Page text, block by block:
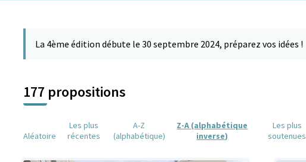
La 4ème édition débute le 30 septembre 2024, préparez vos idées !
177 propositions
Aléatoire
Les plus
récentes
A-Z
(alphabétique)
Z-A (alphabétique
inverse)
Les plus
soutenues